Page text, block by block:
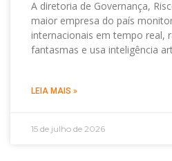
A diretoria de Governança,
maior empresa do país
internacionais em tempo real,
fantasmas e usa inteligência
LEIA MAIS »
15 de julho de 2026